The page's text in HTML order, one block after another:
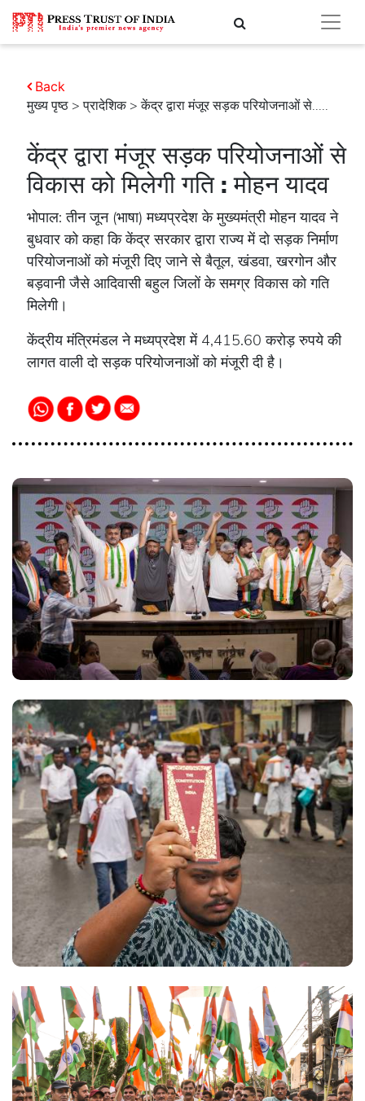
मुख्य पृष्ठ >प्रादेशिक> केंद्र द्वारा मंजूर सड़क परियोजनाओं से.....
Back
केंद्र द्वारा मंजूर सड़क परियोजनाओं से
विकास को मिलेगी गति : मोहन यादव
भोपाल: तीन जून (भाषा) मध्यप्रदेश के मुख्यमंत्री मोहन यादव ने
बुधवार को कहा कि केंद्र सरकार द्वारा राज्य में दो सड़क निर्माण
परियोजनाओं को मंजूरी दिए जाने से बैतूल, खंडवा, खरगोन और
बड़वानी जैसे आदिवासी बहुल जिलों के समग्र विकास को गति
मिलेगी।
केंद्रीय मंत्रिमंडल ने मध्यप्रदेश में 4,415.60 करोड़ रुपये की
लागत वाली दो सड़क परियोजनाओं को मंजूरी दी है।